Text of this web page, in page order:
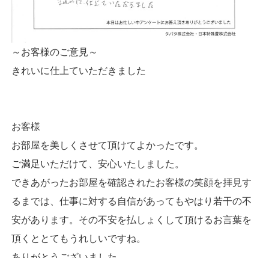
～お客様のご意見～
きれいに仕上ていただきました
お客様
お部屋を美しくさせて頂けてよかったです。
ご満足いただけて、安心いたしました。
できあがったお部屋を確認されたお客様の笑顔を拝見す
るまでは、仕事に対する自信があってもやはり若干の不
安があります。その不安を払しょくして頂けるお言葉を
頂くととてもうれしいですね。